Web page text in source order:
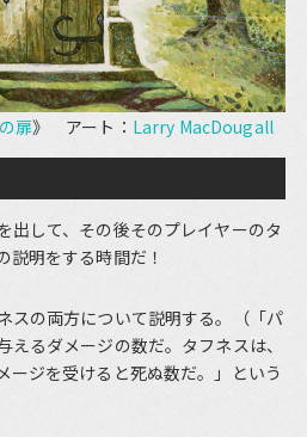
扉》 アート： Larry MacDougall
して、その後そのプレイヤーのタ
説明をする時間だ！
スの両方について説明する。（「パ
るダメージの数だ。タフネスは、
ージを受けると死ぬ数だ。」という